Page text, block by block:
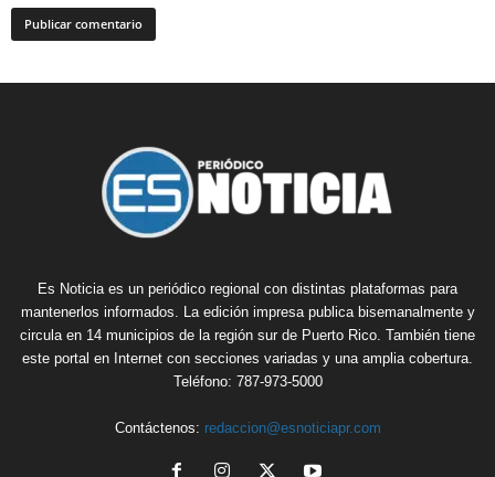
Es Noticia es un periódico regional con distintas plataformas para
mantenerlos informados. La edición impresa publica bisemanalmente y
circula en 14 municipios de la región sur de Puerto Rico. También tiene
este portal en Internet con secciones variadas y una amplia cobertura.
Teléfono: 787-973-5000
Contáctenos: redaccion@esnoticiapr.com